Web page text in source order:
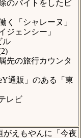
のバイトをしたビ
く「シャレーヌ」
ジェンシー」
ル
先の旅行カウンタ
通販」のある「東
レビ
がえもやんに「今夜